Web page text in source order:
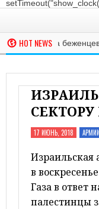
HOT NEWS
налог на беженцев
СЕКТОРУ
17 ИЮНЬ, 2018
Израильская
в
Газа в ответ
палестинцы